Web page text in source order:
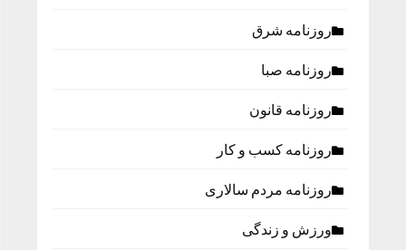
روزنامه شرق
روزنامه صبا
روزنامه قانون
روزنامه كسب و كار
روزنامه مردم سالاری
ورزش و زندگی